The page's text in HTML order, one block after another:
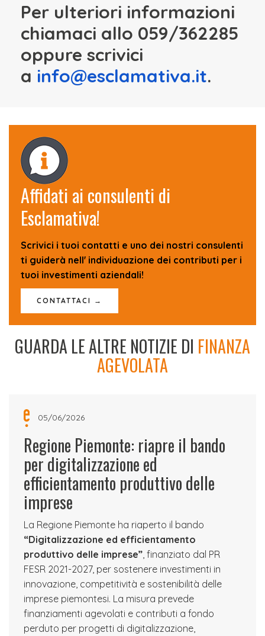
Per ulteriori informazioni
chiamaci allo 059/362285
oppure scrivici
a info@esclamativa.it.
Affidati ai consulenti di
Esclamativa!
Scrivici i tuoi contatti e uno dei nostri consulenti
ti guiderà nell' individuazione dei contributi per i
tuoi investimenti aziendali!
CONTATTACI →
GUARDA LE ALTRE NOTIZIE DI FINANZA
AGEVOLATA
05/06/2026
Regione Piemonte: riapre il bando
per digitalizzazione ed
efficientamento produttivo delle
imprese
La Regione Piemonte ha riaperto il bando
“Digitalizzazione ed efficientamento
produttivo delle imprese”, finanziato dal PR
FESR 2021-2027, per sostenere investimenti in
innovazione, competitività e sostenibilità delle
imprese piemontesi. La misura prevede
finanziamenti agevolati e contributi a fondo
perduto per progetti di digitalizzazione,